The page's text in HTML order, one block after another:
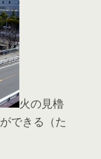
火の見櫓
できる（た